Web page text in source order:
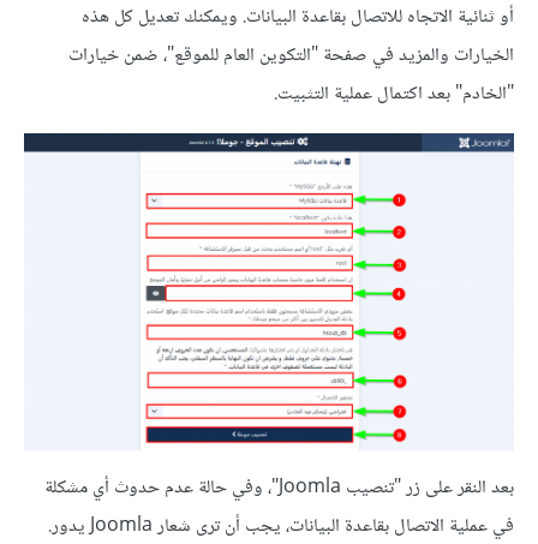
أو ثنائية الاتجاه للاتصال بقاعدة البيانات. ويمكنك تعديل كل هذه
الخيارات والمزيد في صفحة "التكوين العام للموقع"، ضمن خيارات
"الخادم" بعد اكتمال عملية التثبيت.
بعد النقر على زر "تنصيب Joomla"، وفي حالة عدم حدوث أي مشكلة
في عملية الاتصال بقاعدة البيانات، يجب أن ترى شعار Joomla يدور.